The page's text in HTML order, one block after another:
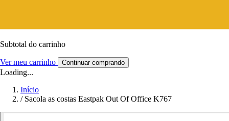
Subtotal do carrinho
Ver meu carrinho Continuar comprando
Loading...
Início
/ Sacola as costas Eastpak Out Of Office K767